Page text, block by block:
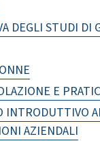
DEGLI STUDI DI
E
INTRODUTTIVO
AZIENDALI